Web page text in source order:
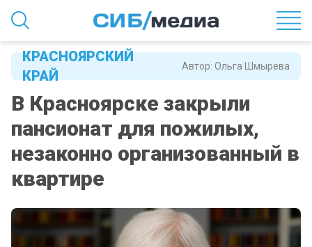
Автор: Ольга Шмырева
КРАСНОЯРСКИЙ
КРАЙ
В Красноярске закрыли
пансионат для пожилых,
незаконно организованный в
квартире